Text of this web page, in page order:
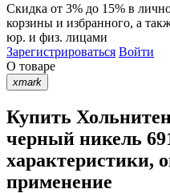
Скидка от 3% до 15% в
корзины и избранного, а
юр. и физ. лицами
Зарегистрироваться Войти
О товаре
xmark
Купить
черный никель
характеристики,
применение